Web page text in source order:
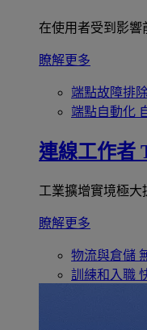
在使用者受到影響
瞭解更多
端點故障排
端點自動化
連線工作者
工業擴增實境極大
瞭解更多
物流與倉儲
訓練和入職